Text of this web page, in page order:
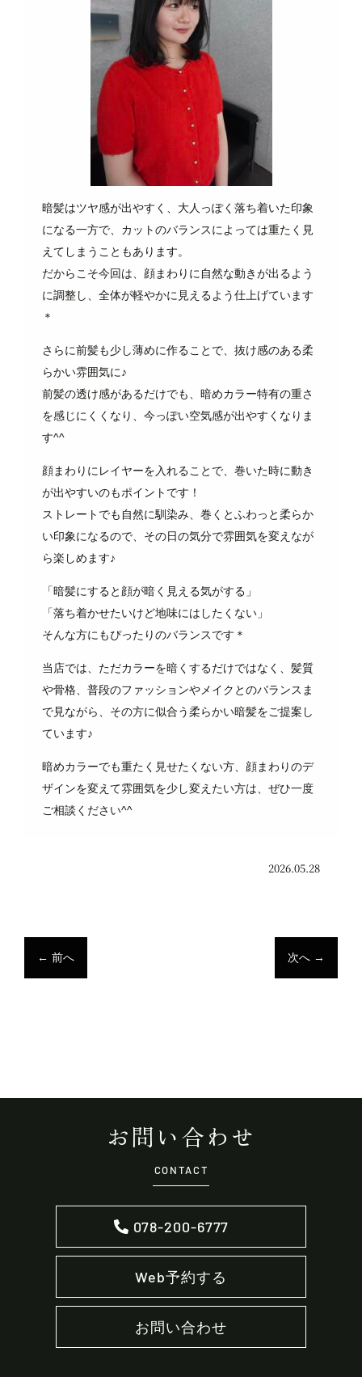
暗髪はツヤ感が出やすく、大人っぽく落ち着いた印象
になる一方で、カットのバランスによっては重たく見
えてしまうこともあります。
だからこそ今回は、顔まわりに自然な動きが出るよう
に調整し、全体が軽やかに見えるよう仕上げています
＊
さらに前髪も少し薄めに作ることで、抜け感のある柔
らかい雰囲気に♪
前髪の透け感があるだけでも、暗めカラー特有の重さ
を感じにくくなり、今っぽい空気感が出やすくなりま
す^^
顔まわりにレイヤーを入れることで、巻いた時に動き
が出やすいのもポイントです！
ストレートでも自然に馴染み、巻くとふわっと柔らか
い印象になるので、その日の気分で雰囲気を変えなが
ら楽しめます♪
「暗髪にすると顔が暗く見える気がする」
「落ち着かせたいけど地味にはしたくない」
そんな方にもぴったりのバランスです＊
当店では、ただカラーを暗くするだけではなく、髪質
や骨格、普段のファッションやメイクとのバランスま
で見ながら、その方に似合う柔らかい暗髪をご提案し
ています♪
暗めカラーでも重たく見せたくない方、顔まわりのデ
ザインを変えて雰囲気を少し変えたい方は、ぜひ一度
ご相談ください^^
2026.05.28
← 前へ 次へ →
お問い合わせ
CONTACT
078-200-6777
Web予約する
お問い合わせ